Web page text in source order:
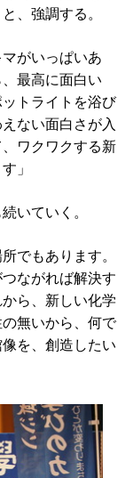
、強調する。
がいっぱいあ
最高に面白い
トライトを浴び
ない面白さが入
ワクワクする新
」
いていく。
でもあります。
つながれば解決す
ら、新しい化学
無いから、何で
を、創造したい